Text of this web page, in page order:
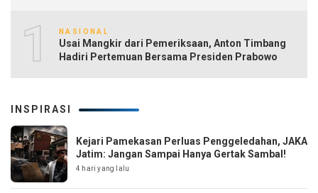
10NASIONAL
Usai Mangkir dari Pemeriksaan, Anton Timbang
Hadiri Pertemuan Bersama Presiden Prabowo
INSPIRASI
Kejari Pamekasan Perluas Penggeledahan, JAKA
Jatim: Jangan Sampai Hanya Gertak Sambal!
4 hari yang lalu